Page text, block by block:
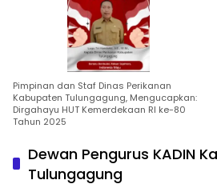
Pimpinan dan Staf Dinas Perikanan
Kabupaten Tulungagung, Mengucapkan:
Dirgahayu HUT Kemerdekaan RI ke-80
Tahun 2025
Dewan Pengurus KADIN
Tulungagung